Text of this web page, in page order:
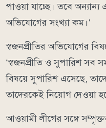
পাওয়া যাচ্ছে। তবে অন্যান্য
অভিযোগের সংখ্যা কম।’
স্বজনপ্রীতির অভিযোগের
‘স্বজনপ্রীতি ও সুপারিশ সব
বিষয়ে সুপারিশ এসেছে,
তাদেরকেই নিয়োগ দেওয়া
আওয়ামী লীগের সঙ্গে